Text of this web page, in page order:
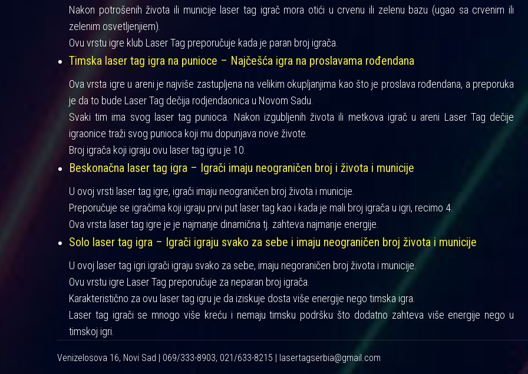
Nakon potrošenih života ili municije laser tag igrač mora otići u crvenu ili zelenu bazu (ugao sa crvenim ili
zelenim osvetljenjiem).
Ovu vrstu igre klub Laser Tag preporučuje kada je paran broj igrača.
Timska laser tag igra na punioce – Najčešća igra na proslavama rođendana
Ova vrsta igre u areni je najviše zastupljena na velikim okupljanjima kao što je proslava rođendana, a preporuka
je da to bude Laser Tag dečija rodjendaonica u Novom Sadu.
Svaki tim ima svog laser tag punioca. Nakon izgubljenih života ili metkova igrač u areni Laser Tag dečije
igraonice traži svog punioca koji mu dopunjava nove živote.
Broj igrača koji igraju ovu laser tag igru je 10.
Beskonačna laser tag igra – Igrači imaju neograničen broj i života i municije
U ovoj vrsti laser tag igre, igrači imaju neograničen broj života i municije.
Preporučuje se igračima koji igraju prvi put laser tag kao i kada je mali broj igrača u igri, recimo 4.
Ova vrsta laser tag igre je je najmanje dinamična tj. zahteva najmanje energije.
Solo laser tag igra – Igrači igraju svako za sebe i imaju neograničen broj života i municije
U ovoj laser tag igri igrači igraju svako za sebe, imaju negoraničen broj života i municije.
Ovu vrstu igre Laser Tag preporučuje za neparan broj igrača.
Karakteristično za ovu laser tag igru je da iziskuje dosta više energije nego timska igra.
Laser tag igrači se mnogo više kreću i nemaju timsku podršku što dodatno zahteva više energije nego u
timskoj igri.
Venizelosova 16, Novi Sad | 069/333-8903, 021/633-8215 | lasertagserbia@gmail.com